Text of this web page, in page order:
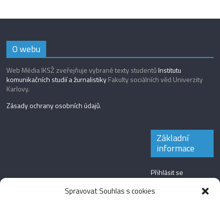
Spravovat Souhlas s cookies
O webu
Web Média IKSŽ zveřejňuje vybrané texty studentůInstitutu
komunikačních studií a žurnalistikyFakulty sociálních věd Univerzity
Karlovy.
Zásady ochrany osobních údajů.
Základní
informace
Přihlásit se
Zdroj kanálů